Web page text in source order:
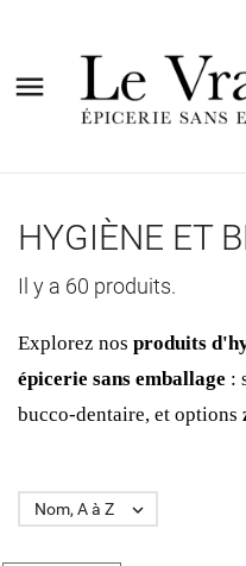

HYGIÈNE ET
Il y a 60 produits.
Explorez nos produits
épicerie sans emballage :
bucco-dentaire, et options
Nom, A à Z 